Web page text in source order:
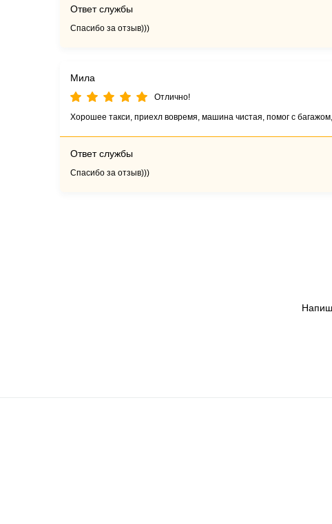
Ответ службы
Спасибо за отзыв)))
Мила
Отлично!
Хорошее такси, приехл вовремя, машина чистая, помог с
Ответ службы
Спасибо за отзыв)))